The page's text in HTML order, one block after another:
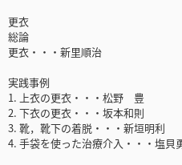
更衣
総論
更衣・・・新里順治
実践事例
1. 上衣の更衣・・・松野 豊
2. 下衣の更衣・・・坂本和則
3. 靴，靴下の着脱・・・新垣明利
4. 手袋を使った治療介入・・・塩貝